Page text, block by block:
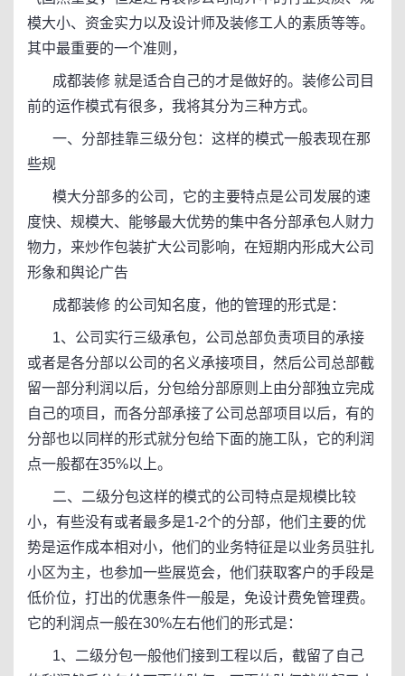
模大小、资金实力以及设计师及装修工人的素质等等。
其中最重要的一个准则，
成都装修 就是适合自己的才是做好的。装修公司目
前的运作模式有很多，我将其分为三种方式。
一、分部挂靠三级分包：这样的模式一般表现在那
些规
模大分部多的公司，它的主要特点是公司发展的速
度快、规模大、能够最大优势的集中各分部承包人财力
物力，来炒作包装扩大公司影响，在短期内形成大公司
形象和舆论广告
成都装修 的公司知名度，他的管理的形式是：
1、公司实行三级承包，公司总部负责项目的承接
或者是各分部以公司的名义承接项目，然后公司总部截
留一部分利润以后，分包给分部原则上由分部独立完成
自己的项目，而各分部承接了公司总部项目以后，有的
分部也以同样的形式就分包给下面的施工队，它的利润
点一般都在35%以上。
二、二级分包这样的模式的公司特点是规模比较
小，有些没有或者最多是1-2个的分部，他们主要的优
势是运作成本相对小，他们的业务特征是以业务员驻扎
小区为主，也参加一些展览会，他们获取客户的手段是
低价位，打出的优惠条件一般是，免设计费免管理费。
它的利润点一般在30%左右他们的形式是：
1、二级分包一般他们接到工程以后，截留了自己